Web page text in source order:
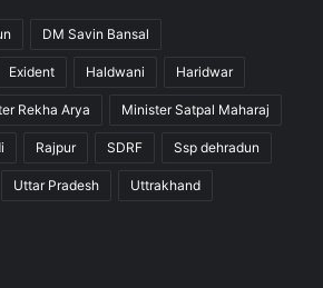
DM Savin Bansal
Exident Haldwani Haridwar
Rekha Arya Minister Satpal Maharaj
Rajpur SDRF Ssp dehradun
Uttar Pradesh Uttrakhand